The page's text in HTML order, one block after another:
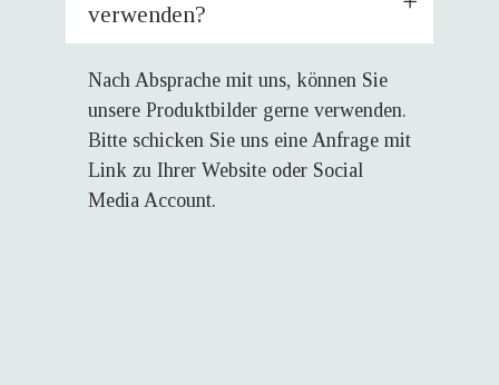
verwenden?
Nach Absprache mit uns, können Sie
unsere Produktbilder gerne verwenden.
Bitte schicken Sie uns eine Anfrage mit
Link zu Ihrer Website oder Social
Media Account.